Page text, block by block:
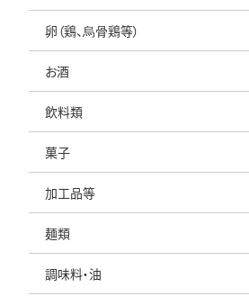
卵（鶏、烏骨鶏等）
お酒
飲料類
菓子
加工品等
麺類
調味料・油